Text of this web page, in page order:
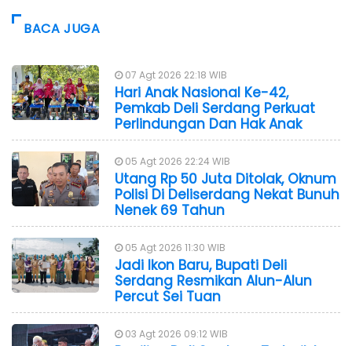
BACA JUGA
07 Agt 2026 22:18 WIB
Hari Anak Nasional Ke-42,
Pemkab Deli Serdang Perkuat
Perlindungan Dan Hak Anak
05 Agt 2026 22:24 WIB
Utang Rp 50 Juta Ditolak, Oknum
Polisi Di Deliserdang Nekat Bunuh
Nenek 69 Tahun
05 Agt 2026 11:30 WIB
Jadi Ikon Baru, Bupati Deli
Serdang Resmikan Alun-Alun
Percut Sei Tuan
03 Agt 2026 09:12 WIB